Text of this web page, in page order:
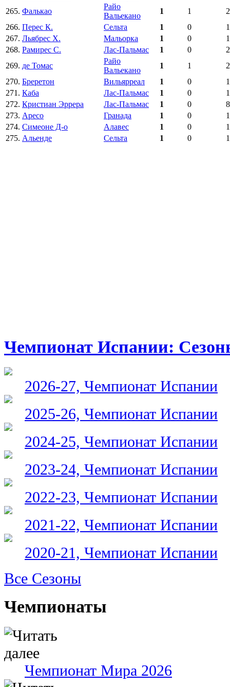
265. Фалькао
Райо
Вальекано
1 1
266. Перес К. Сельта 1 0
267. Льябрес Х. Мальорка 1 0
268. Рамирес С. Лас-Пальмас 1 0
269. де Томас
Райо
Вальекано
1 1
270. Бреретон Вильярреал 1 0
271. Каба Лас-Пальмас 1 0
272. Кристиан Эррера Лас-Пальмас 1 0
8
273. Аресо Гранада 1 0
274. Симеоне Д-о Алавес 1 0
275. Альенде Сельта 1 0
Чемпионат Испании:
2026-27, Чемпионат Испании
2025-26, Чемпионат Испании
2024-25, Чемпионат Испании
2023-24, Чемпионат Испании
2022-23, Чемпионат Испании
2021-22, Чемпионат Испании
2020-21, Чемпионат Испании
Все Сезоны
Чемпионаты
Чемпионат Мира 2026